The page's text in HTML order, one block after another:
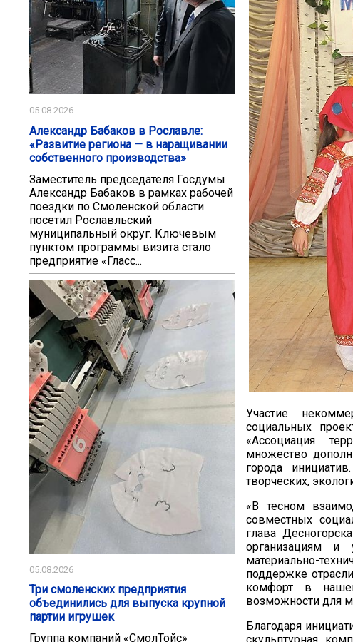
05.08.2026
Александр Бабаков в Рославле:
«Развитие региона — в наращивании
собственного производства»
Заместитель председателя Госдумы
Александр Бабаков в рамках рабочей
поездки по Смоленской области
посетил Рославльский
муниципальный округ. Ключевым
пунктом программы визита стало
предприятие «Гласс...
05.08.2026
Три смоленских предприятия
объединились для выпуска крупной
партии игрушек
Группа компаний «СмолТойс»
Участие
социальных
«Ассоциация
множество
города
творческих,
«В тесном
совместных
глава
организациям и
материально-
поддержке
комфорт в
возможности для
Благодаря
скульптурная